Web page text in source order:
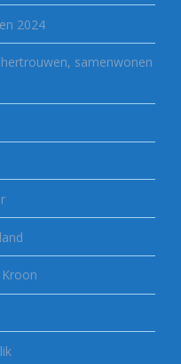
2024
samenwonen